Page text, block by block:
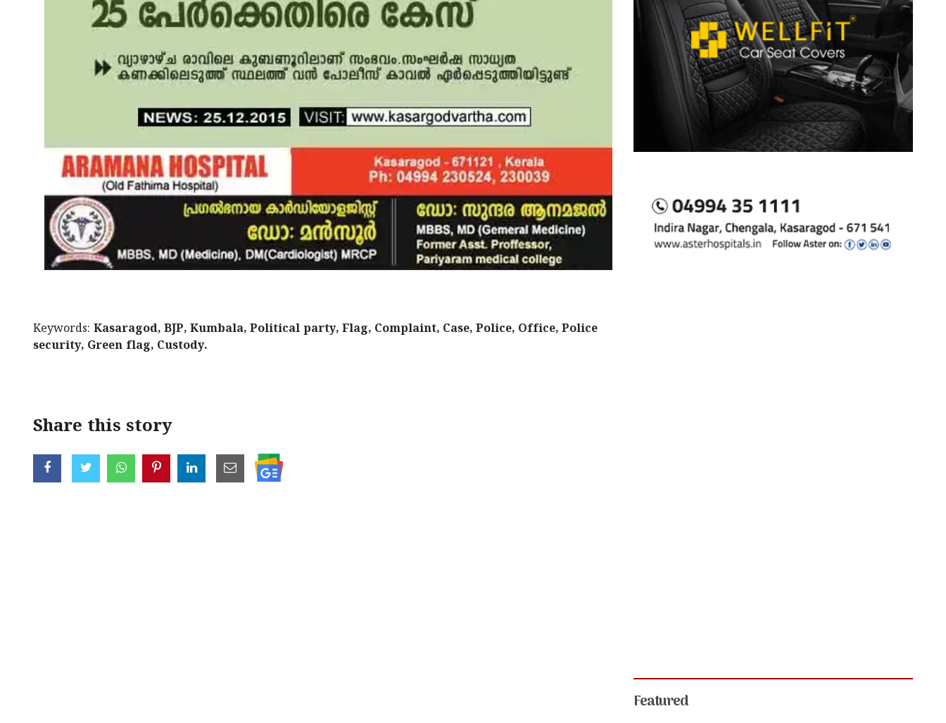
Keywords: Kasaragod, BJP, Kumbala, Political party, Flag, Complaint, Case, Police, Office, Police
security, Green flag, Custody.
Share this story
Featured